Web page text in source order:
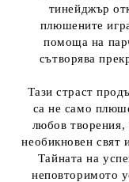
тинейджър
плюшените
помоща на
сътворява
Тази страст
са не само
любов творения,
необикновен свят
Тайната на
неповторимото